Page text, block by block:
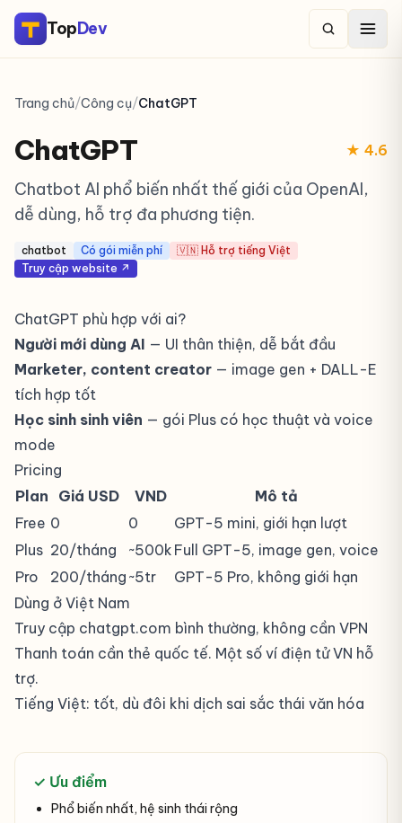
TopDev
Trang chủ/Công cụ/ChatGPT
ChatGPT ★ 4.6
Chatbot AI phổ biến nhất thế giới của OpenAI,
dễ dùng, hỗ trợ đa phương tiện.
chatbot Có gói miễn phí
🇻🇳 Hỗ trợ tiếng Việt
Truy cập website ↗
ChatGPT phù hợp với ai?
Người mới dùng AI — UI thân thiện, dễ bắt đầu
Marketer, content creator — image gen + DALL-E
tích hợp tốt
Học sinh sinh viên — gói Plus có học thuật và voice
mode
Pricing
Plan
Giá USD VND
Mô tả
Free 0 0
GPT-5 mini, giới hạn lượt
Plus 20/tháng ~500k Full GPT-5, image gen, voice
Pro
200/tháng ~5tr
GPT-5 Pro, không giới hạn
Dùng ở Việt Nam
Truy cập chatgpt.com bình thường, không cần VPN
Thanh toán cần thẻ quốc tế. Một số ví điện tử VN hỗ
trợ.
Tiếng Việt: tốt, dù đôi khi dịch sai sắc thái văn hóa
✓ Ưu điểm
Phổ biến nhất, hệ sinh thái rộng